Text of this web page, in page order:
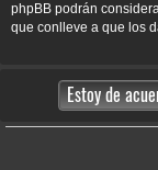
phpBB podrán
que conlleve a que los